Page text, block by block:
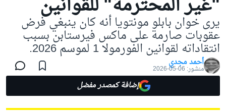
يرى خوان بابلو مونتويا أنه كان ينبغي فرض
عقوبات صارمة على ماكس فيرستابن بسبب
انتقاداته لقوانين الفورمولا 1 لموسم 2026.
أحمد مجدي
منشور: 06-05-2026
إضافة كمصدر مفضل